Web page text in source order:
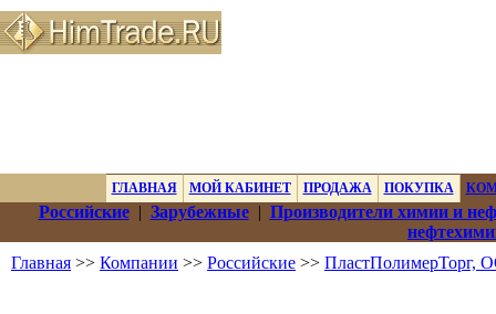
ГЛАВНАЯ МОЙ КАБИНЕТ ПРОДАЖА ПОКУПКА
Российские| Зарубежные| Производители химии и
Главная >> Компании >> Российские >> ПластПолимерТорг,